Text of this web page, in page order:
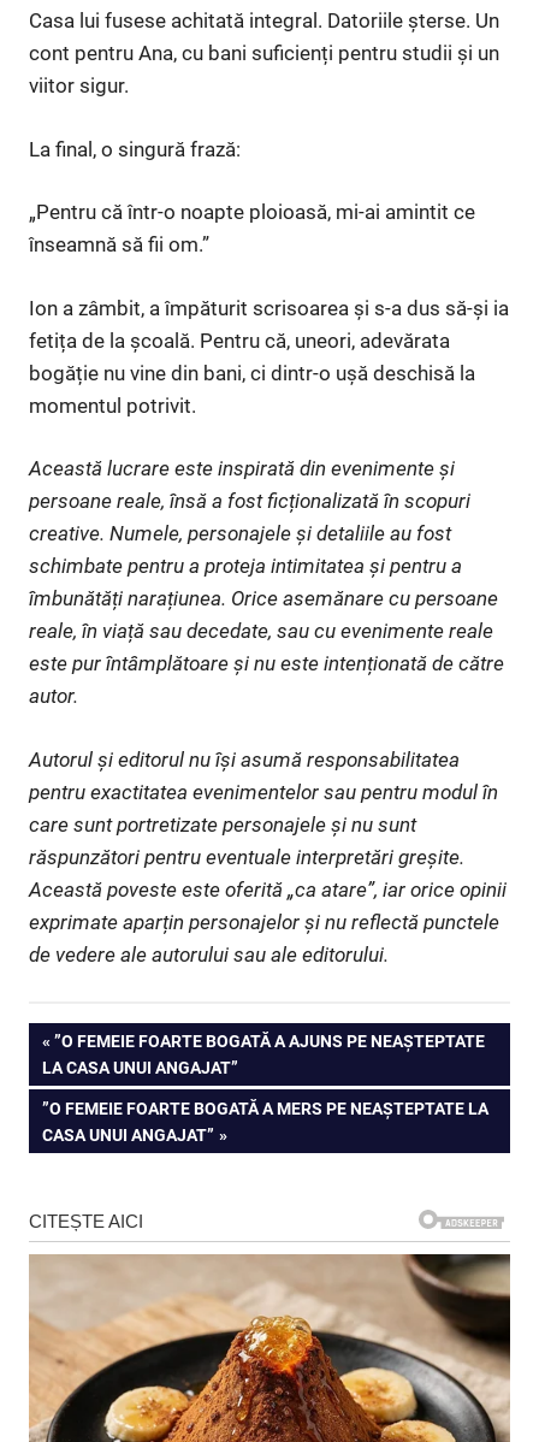
Casa lui fusese achitată integral. Datoriile șterse. Un
cont pentru Ana, cu bani suficienți pentru studii și un
viitor sigur.
La final, o singură frază:
„Pentru că într-o noapte ploioasă, mi-ai amintit ce
înseamnă să fii om.”
Ion a zâmbit, a împăturit scrisoarea și s-a dus să-și ia
fetița de la școală. Pentru că, uneori, adevărata
bogăție nu vine din bani, ci dintr-o ușă deschisă la
momentul potrivit.
Această lucrare este inspirată din evenimente și
persoane reale, însă a fost ficționalizată în scopuri
creative. Numele, personajele și detaliile au fost
schimbate pentru a proteja intimitatea și pentru a
îmbunătăți narațiunea. Orice asemănare cu persoane
reale, în viață sau decedate, sau cu evenimente reale
este pur întâmplătoare și nu este intenționată de către
autor.
Autorul și editorul nu își asumă responsabilitatea
pentru exactitatea evenimentelor sau pentru modul în
care sunt portretizate personajele și nu sunt
răspunzători pentru eventuale interpretări greșite.
Această poveste este oferită „ca atare”, iar orice opinii
exprimate aparțin personajelor și nu reflectă punctele
de vedere ale autorului sau ale editorului.
Navigare
în
articole
PREVIOUS
POST:
”O FEMEIE FOARTE BOGATĂ A AJUNS PE NEAȘTEPTATE
LA CASA UNUI ANGAJAT”
NEXT
POST:
”O FEMEIE FOARTE BOGATĂ A MERS PE NEAȘTEPTATE LA
CASA UNUI ANGAJAT”